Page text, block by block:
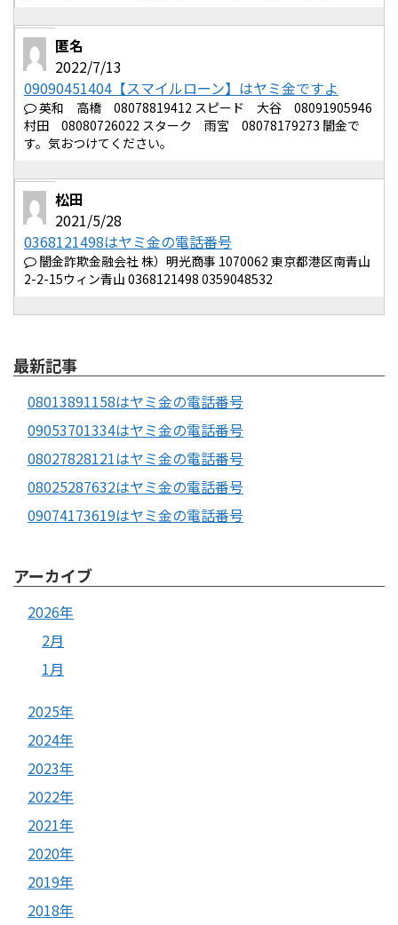
匿名
2022/7/13
09090451404【スマイルローン】はヤミ金ですよ
英和 高橋 08078819412 スピード 大谷 08091905946
村田 08080726022 スターク 雨宮 08078179273 闇金で
す。気おつけてください。
松田
2021/5/28
0368121498はヤミ金の電話番号
闇金詐欺金融会社 株）明光商事 1070062 東京都港区南青山
2-2-15ウィン青山 0368121498 0359048532
最新記事
08013891158はヤミ金の電話番号
09053701334はヤミ金の電話番号
08027828121はヤミ金の電話番号
08025287632はヤミ金の電話番号
09074173619はヤミ金の電話番号
アーカイブ
2026年
2月
1月
2025年
2024年
2023年
2022年
2021年
2020年
2019年
2018年